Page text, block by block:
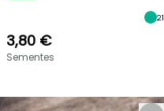
21
3,80 €
Sementes